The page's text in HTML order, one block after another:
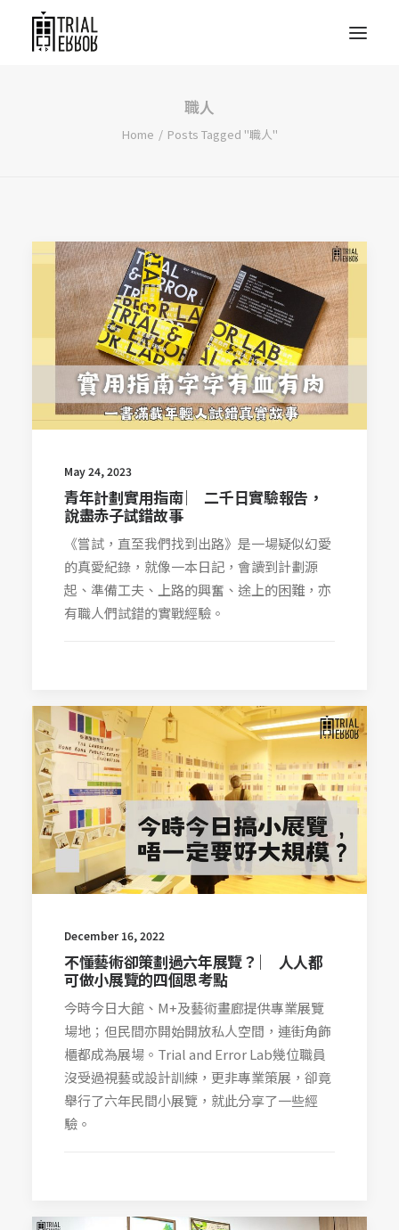
職人
Home Posts Tagged "職人"
May 24, 2023
青年計劃實用指南 ︳ 二千日實驗報告，
說盡赤子試錯故事
《嘗試，直至我們找到出路》是一場疑似幻愛
的真愛紀錄，就像一本日記，會讀到計劃源
起、準備工夫、上路的興奮、途上的困難，亦
有職人們試錯的實戰經驗。
December 16, 2022
不懂藝術卻策劃過六年展覽？ ︳ 人人都
可做小展覽的四個思考點
今時今日大館、M+及藝術畫廊提供專業展覽
場地；但民間亦開始開放私人空間，連街角飾
櫃都成為展場。Trial and Error Lab幾位職員
沒受過視藝或設計訓練，更非專業策展，卻竟
舉行了六年民間小展覽，就此分享了一些經
驗。